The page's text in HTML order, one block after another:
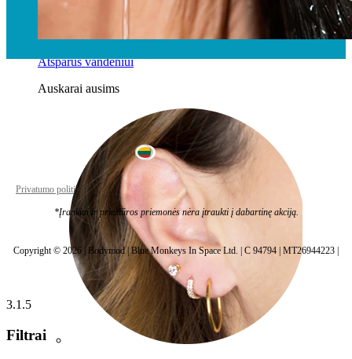
Atsparus vandeniui
Auskarai ausims
Lithuania
Privatumo politika Slapukų nustatymai
*Įrankiai ir priežiūros priemonės nėra įtraukti į dabartinę akciją.
Copyright © 2026 | Bodymod | Blue Monkeys In Space Ltd. | C 94794 | MT26944223 |
3.1.5
Filtrai